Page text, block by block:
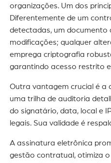
organizações. Um dos
Diferentemente de um
detectadas, um
modificações; qualquer
emprega criptografia
garantindo acesso restrito
Outra vantagem crucial é a
uma trilha de auditoria
do signatário, data, local e
legais. Sua validade é
A assinatura eletrônica
gestão contratual, otimiza